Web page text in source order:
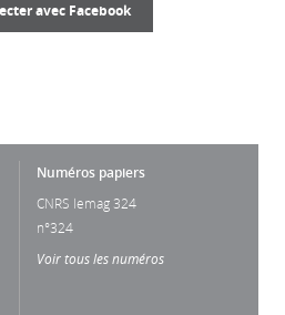
avec Facebook
Numéros papiers
CNRS lemag 324
n°324
Voir tous les numéros